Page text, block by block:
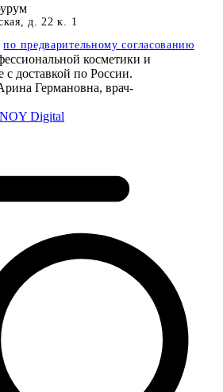
д. 22 к. 1
по предварительному согласованию
косметики и
доставкой по России.
Германовна, врач-
Digital